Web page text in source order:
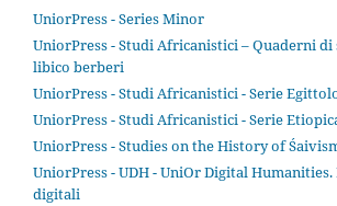
UniorPress - Series Minor
UniorPress - Studi Africanistici – Quaderni
libico berberi
UniorPress - Studi Africanistici - Serie
UniorPress - Studi Africanistici - Serie
UniorPress - Studies on the History of
UniorPress - UDH - UniOr Digital
digitali